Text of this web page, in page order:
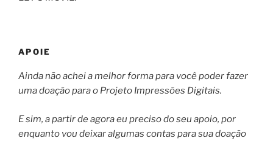
APOIE
Ainda não achei a melhor forma para você poder fazer
uma doação para o Projeto Impressões Digitais.
E sim, a partir de agora eu preciso do seu apoio, por
enquanto vou deixar algumas contas para sua doação